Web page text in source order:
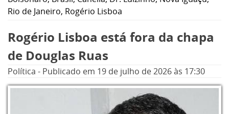
Rio de Janeiro, Rogério Lisboa
Rogério Lisboa está fora da chapa
de Douglas Ruas
Política - Publicado em 19 de julho de 2026às 17:30